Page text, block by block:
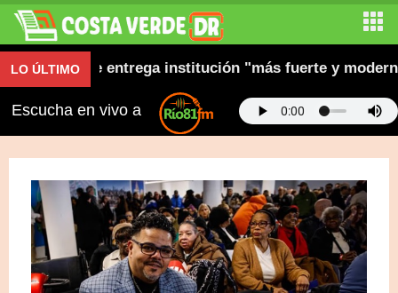
LO ÚLTIMO
y dice entrega institución "más fuerte y moderna"
Escucha en vivo a